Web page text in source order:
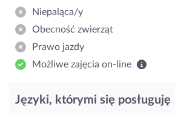
Niepaląca/y
Obecność zwierząt
Prawo jazdy
Możliwe zajęcia on-line
Języki, którymi się posługuję